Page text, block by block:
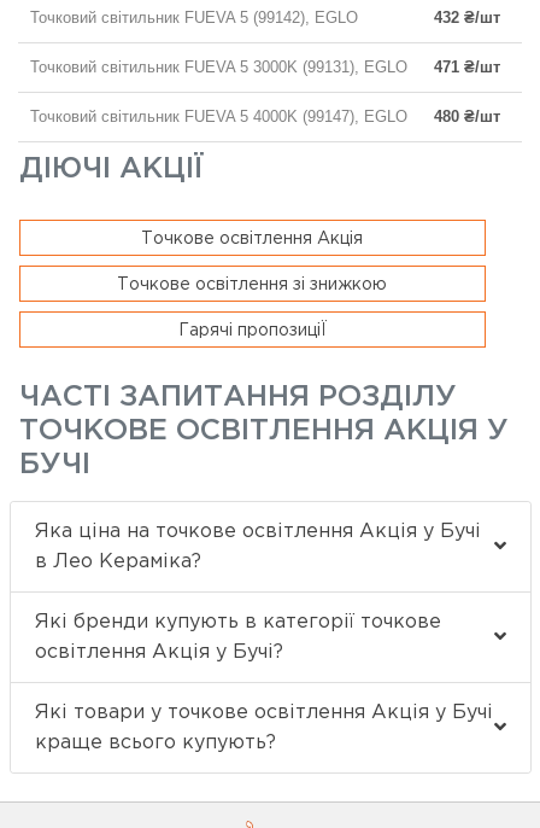
Точковий світильник FUEVA 5 (99142), EGLO 432 ₴/шт
Точковий світильник FUEVA 5 3000K (99131), EGLO 471 ₴/шт
Точковий світильник FUEVA 5 4000K (99147), EGLO 480 ₴/шт
ДІЮЧІ АКЦІЇ
Точкове освітлення Акція
Точкове освітлення зі знижкою
Гарячі пропозиціЇ
ЧАСТІ ЗАПИТАННЯ РОЗДІЛУ
ТОЧКОВЕ ОСВІТЛЕННЯ АКЦІЯ У
БУЧІ
Яка ціна на точкове освітлення Акція у Бучі
в Лео Кераміка?
Які бренди купують в категорії точкове
освітлення Акція у Бучі?
Які товари у точкове освітлення Акція у Бучі
краще всього купують?